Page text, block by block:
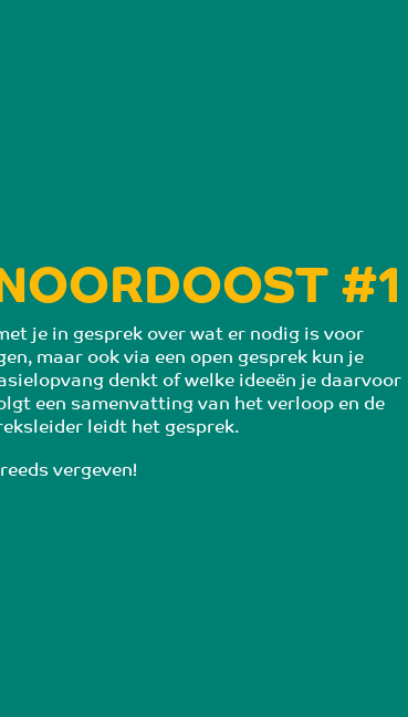
#1
je in gesprek over wat er nodig is voor
maar ook via een open gesprek kun je
denkt of welke ideeën je daarvoor
een samenvatting van het verloop en de
leidt het gesprek.
vergeven!